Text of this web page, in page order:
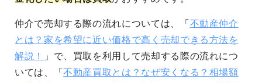
仲介で売却する際の流れについては、「 不動産仲介
とは？家を希望に近い価格で高く売却できる方法を
解説！
」で、 買取を利用して売却する際の流れにつ
いては、「不動産買取とは？なぜ安くなる？相場額